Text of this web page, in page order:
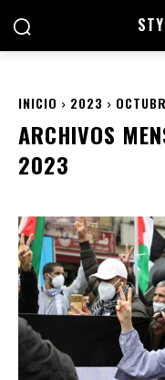
INICIO 2023
ARCHIVOS
2023